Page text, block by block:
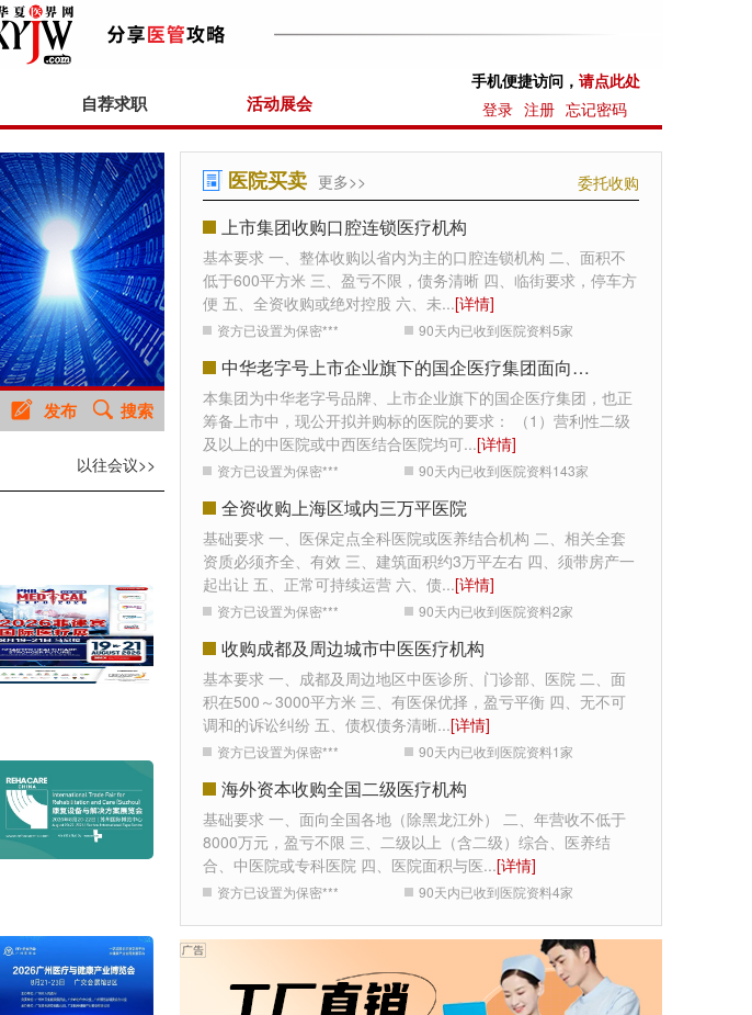
自荐求职 活动展会
手机便捷访问， 请点此处
登录 注册 忘记密码
搜索
发布
以往会议>>
医院买卖 更多>> 委托收购
上市集团收购口腔连锁医疗机构
基本要求 一、整体收购以省内为主的口腔连锁机构 二、面积不
低于600平方米 三、盈亏不限，债务清晰 四、临街要求，停车方
便 五、全资收购或绝对控股 六、未...[详情]
资方已设置为保密*** 90天内已收到医院资料5家
中华老字号上市企业旗下的国企医疗集团面向全国收购医院
本集团为中华老字号品牌、上市企业旗下的国企医疗集团，也正
筹备上市中，现公开拟并购标的医院的要求： （1）营利性二级
及以上的中医院或中西医结合医院均可...[详情]
资方已设置为保密*** 90天内已收到医院资料143家
全资收购上海区域内三万平医院
基础要求 一、医保定点全科医院或医养结合机构 二、相关全套
资质必须齐全、有效 三、建筑面积约3万平左右 四、须带房产一
起出让 五、正常可持续运营 六、债...[详情]
资方已设置为保密*** 90天内已收到医院资料2家
收购成都及周边城市中医医疗机构
基本要求 一、成都及周边地区中医诊所、门诊部、医院 二、面
积在500～3000平方米 三、有医保优择，盈亏平衡 四、无不可
调和的诉讼纠纷 五、债权债务清晰...[详情]
资方已设置为保密*** 90天内已收到医院资料1家
海外资本收购全国二级医疗机构
基础要求 一、面向全国各地（除黑龙江外） 二、年营收不低于
8000万元，盈亏不限 三、二级以上（含二级）综合、医养结
合、中医院或专科医院 四、医院面积与医...[详情]
资方已设置为保密*** 90天内已收到医院资料4家